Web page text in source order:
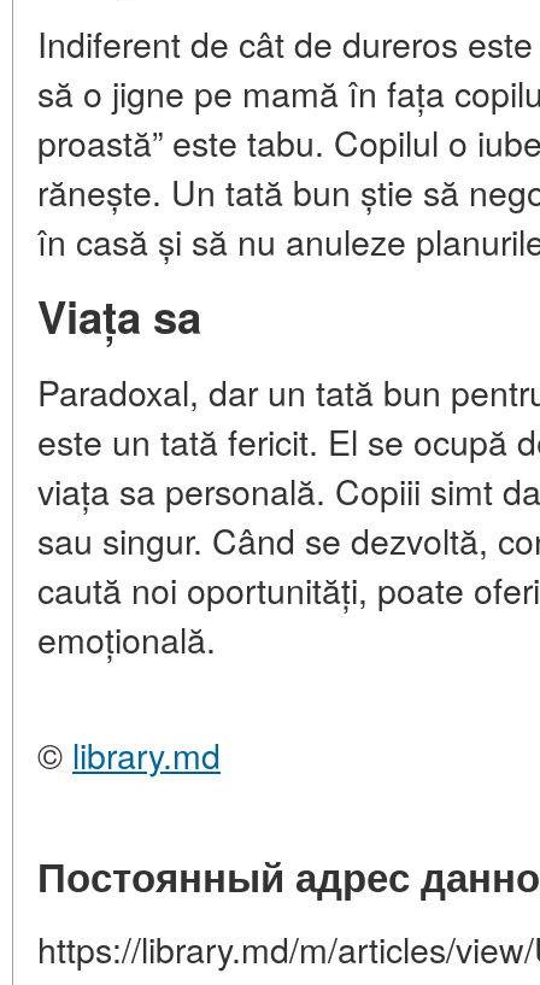
Indiferent de cât de dureros
să o jigne pe mamă în fața
proastă” este tabu. Copilul o
rănește. Un tată bun știe să
în casă și să nu anuleze
Viața sa
Paradoxal, dar un tată bun
este un tată fericit. El se ocupă
viața sa personală. Copiii simt
sau singur. Când se dezvoltă,
caută noi oportunități, poate
emoțională.
© library.md
Постоянный адрес
https://library.md/m/articles/